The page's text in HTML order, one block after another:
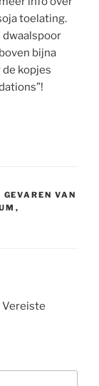
toelating.
dwaalspoor
bijna
kopjes
GEVAREN VAN
,
Vereiste